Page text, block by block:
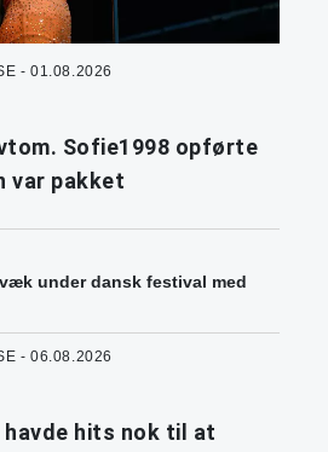
- 01.08.2026
Sofie1998 opførte
var pakket
under dansk festival med
- 06.08.2026
havde hits nok til at